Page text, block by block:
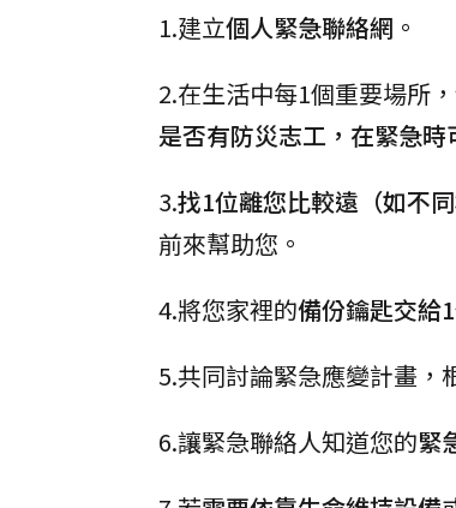
1.建立個人緊急聯絡網 。
2.在生活中每1個重要場所
是否有防災志工，在緊急時
3.找1位離您比較遠（如不
前來幫助您。
4.將您家裡的備份鑰匙交給
5.共同討論緊急應變計畫，
6.讓緊急聯絡人知道您的緊